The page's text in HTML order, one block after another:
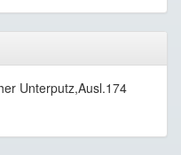
Unterputz,Ausl.174